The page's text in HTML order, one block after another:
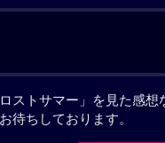
ロストサマー」を見た感
待ちしております。